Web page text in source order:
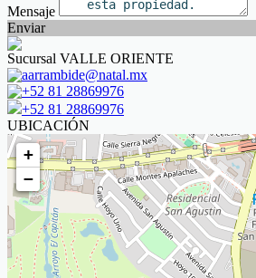
Mensaje
Enviar
Sucursal VALLE ORIENTE
aarrambide@natal.mx
+52 81 28869976
+52 81 28869976
UBICACIÓN
+
−